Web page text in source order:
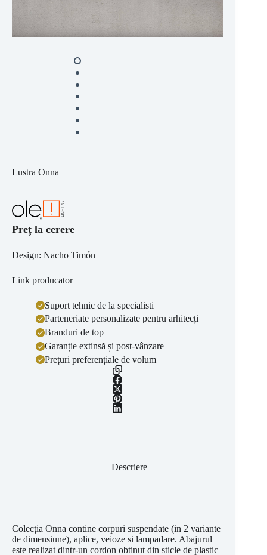
Lustra Onna
Preț la cerere
Design: Nacho Timón
Link producator
Suport tehnic de la specialisti
Parteneriate personalizate pentru arhitecți
Branduri de top
Garanție extinsă și post-vânzare
Prețuri preferențiale de volum
Descriere
Colecția Onna contine corpuri suspendate (in 2 variante
de dimensiune), aplice, veioze si lampadare. Abajurul
este realizat dintr-un cordon obtinut din sticle de plastic